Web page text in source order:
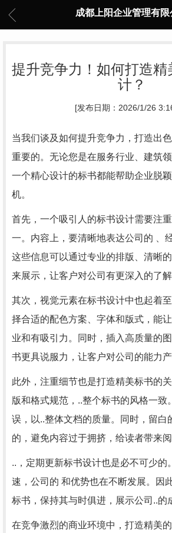
成都上阳企业管理有限
提升竞争力！如何打造精
计？
[发布日期：2026/1/26
当我们谈及如何提升竞争力，打造出
重要的。无论您是在服务行业、建筑
一个精心设计的标书都能帮助企业脱
机。
首先，一个吸引人的标书设计需要注
一。内容上，要清晰地表达公司的 、
这些信息可以通过专业的排版、清晰
来展示，让客户对公司有更深入的了解
其次，视觉元素在标书设计中也起着
择合适的配色方案、字体和版式，能
业和有吸引力。同时，插入高质量的
书更具说服力，让客户对公司的能力产
此外，注重细节也是打造精美标书的
版和格式规范，..整个标书的风格一致
误，以..整体文档的质量。同时，留白
的，避免内容过于拥挤，给读者带来阅
..，定期更新标书设计也是必不可少的
速，公司的 和优势也在不断发展。因
标书，保持其与时俱进，展示公司..的
在竞争激烈的商业环境中，打造精美